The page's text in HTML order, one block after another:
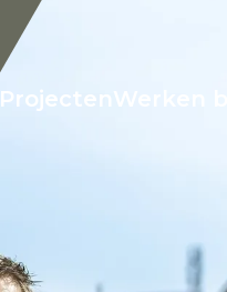
ProjectenWerken bij